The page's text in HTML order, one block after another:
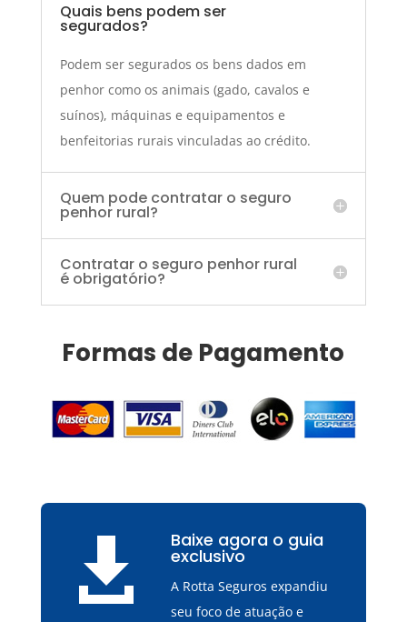
Quais bens podem ser
segurados?
Podem ser segurados os bens dados em
penhor como os animais (gado, cavalos e
suínos), máquinas e equipamentos e
benfeitorias rurais vinculadas ao crédito.
Quem pode contratar o seguro
penhor rural?
Contratar o seguro penhor rural
é obrigatório?
Formas de Pagamento
 Baixe agora o guia
exclusivo
A Rotta Seguros expandiu
seu foco de atuação e